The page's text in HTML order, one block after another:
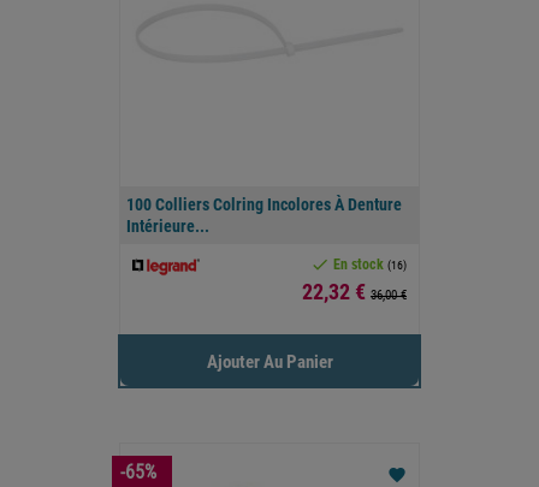
100 Colliers Colring Incolores À Denture
Intérieure...
 En stock (16)
Prix
22,32 € 36,00 €
Ajouter Au Panier
favorite
-65%